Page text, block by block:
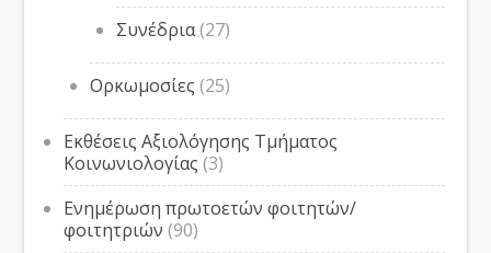
Συνέδρια(27)
Ορκωμοσίες (25)
Εκθέσεις Αξιολόγησης Τμήματος
Κοινωνιολογίας (3)
Ενημέρωση πρωτοετών φοιτητών/
φοιτητριών (90)